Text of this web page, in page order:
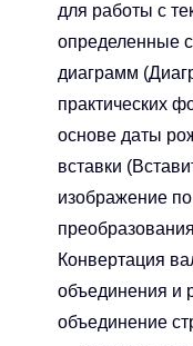
для работы с
определенные
диаграмм
практических
основе даты
вставки
изображение
Конвертация
объединения и
объединение